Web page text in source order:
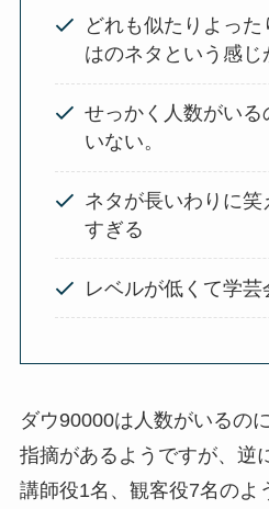
どれも似たりよっ
はのネタという感じ
せっかく人数がい
いない。
ネタが長いわりに
すぎる
レベルが低くて学
ダウ90000は人数がいるの
指摘があるようですが、逆
講師役1名、観客役7名のよ